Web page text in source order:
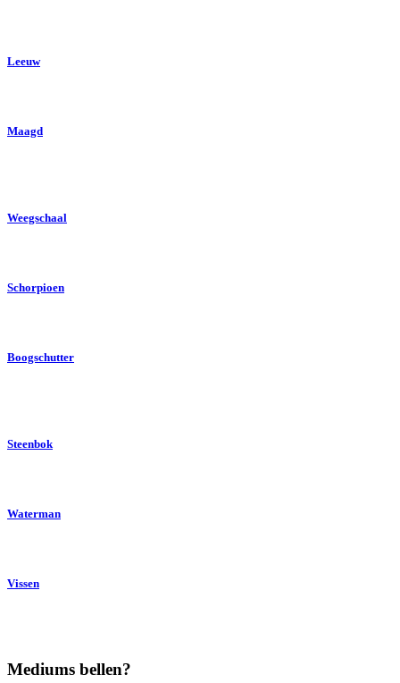
Leeuw
Maagd
Weegschaal
Schorpioen
Boogschutter
Steenbok
Waterman
Vissen
Mediums bellen?